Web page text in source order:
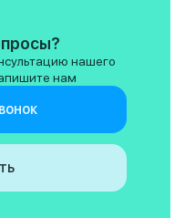
нашего
нам